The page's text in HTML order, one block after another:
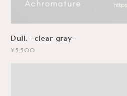
Dull. -clear gray-
¥5,500